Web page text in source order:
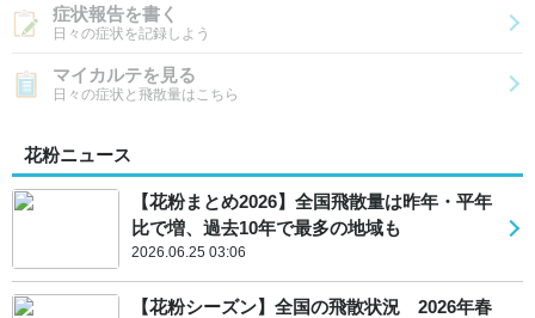
症状報告を書く
日々の症状を記録しよう
マイカルテを見る
日々の症状と飛散量はこちら
花粉ニュース
【花粉まとめ2026】全国飛散量は昨年・平年
比で増、過去10年で最多の地域も
2026.06.25 03:06
【花粉シーズン】全国の飛散状況 2026年春